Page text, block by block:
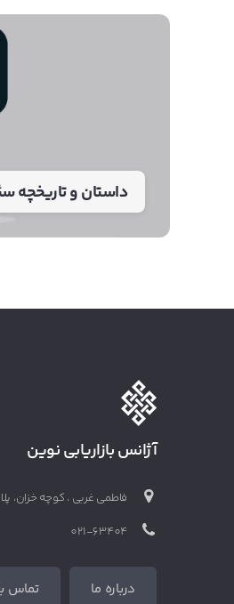
داستان و تاریخچه
آژانس بازاریابی نوین
فاطمی غربی ، کوچه خزان،
021-63404
درباره ما تماس